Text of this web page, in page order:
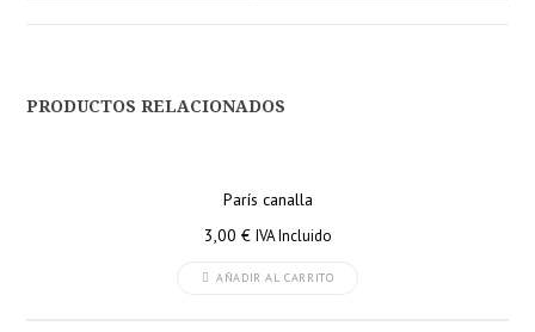
PRODUCTOS RELACIONADOS
París canalla
3,00 € IVA Incluido
AÑADIR AL CARRITO